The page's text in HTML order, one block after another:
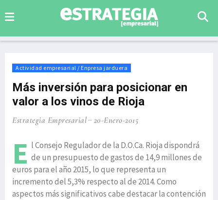
Actividad empresarial / Enpresa jarduera
Más inversión para posicionar en
valor a los vinos de Rioja
Estrategia Empresarial 20-Enero-2015
E l Consejo Regulador de la D.O.Ca. Rioja dispondrá
de un presupuesto de gastos de 14,9 millones de
euros para el año 2015, lo que representa un
incremento del 5,3% respecto al de 2014. Como
aspectos más significativos cabe destacar la contención